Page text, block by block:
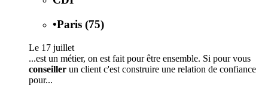
•Paris (75)
Le 17 juillet
...est un métier, on est fait pour être ensemble. Si pour vous
conseiller un client c'est construire une relation de confiance
pour...